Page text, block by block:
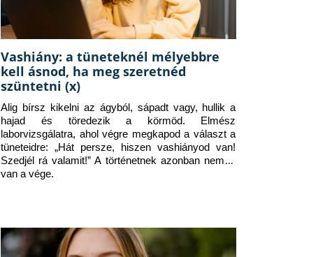
Vashiány: a tüneteknél mélyebbre
kell ásnod, ha meg szeretnéd
szüntetni (x)
Alig bírsz kikelni az ágyból, sápadt vagy, hullik a
hajad és töredezik a körmöd. Elmész
laborvizsgálatra, ahol végre megkapod a választ a
tüneteidre: „Hát persze, hiszen vashiányod van!
Szedjél rá valamit!” A történetnek azonban nem itt
van a vége.